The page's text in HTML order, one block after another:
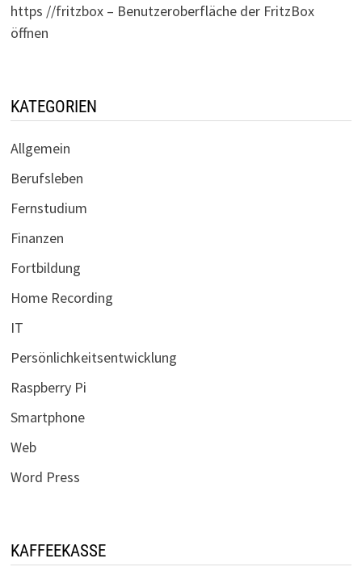
https //fritzbox – Benutzeroberfläche der FritzBox
öffnen
KATEGORIEN
Allgemein
Berufsleben
Fernstudium
Finanzen
Fortbildung
Home Recording
IT
Persönlichkeitsentwicklung
Raspberry Pi
Smartphone
Web
Word Press
KAFFEEKASSE